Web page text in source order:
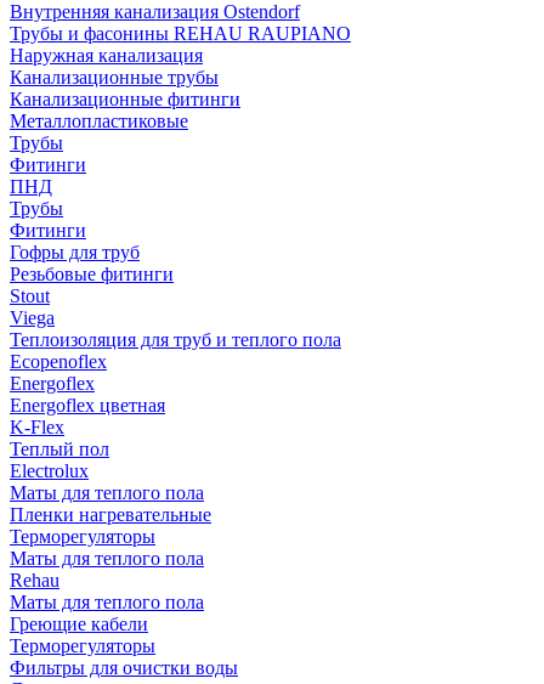
Внутренняя канализация Ostendorf
Трубы и фасонины REHAU RAUPIANO
Наружная канализация
Канализационные трубы
Канализационные фитинги
Металлопластиковые
Трубы
Фитинги
ПНД
Трубы
Фитинги
Гофры для труб
Резьбовые фитинги
Stout
Viega
Теплоизоляция для труб и теплого пола
Ecopenoflex
Energoflex
Energoflex цветная
K-Flex
Теплый пол
Electrolux
Маты для теплого пола
Пленки нагревательные
Терморегуляторы
Маты для теплого пола
Rehau
Маты для теплого пола
Греющие кабели
Терморегуляторы
Фильтры для очистки воды